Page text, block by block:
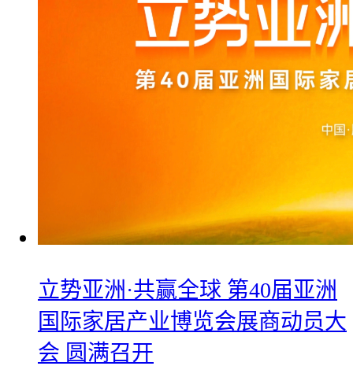
立势亚洲·共赢全球 第40届亚洲
国际家居产业博览会展商动员大
会 圆满召开